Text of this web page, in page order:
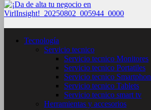
Tecnología
Servicio tecnico
Servicio tecnico Monitores
Servicio tecnico Portatiles
Servicio tecnico
Servicio tecnico Tablets
Servicio tecnico smart tv
Herramientas y accesorios